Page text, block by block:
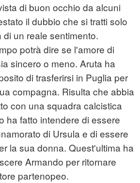
di buon occhio da alcuni
il dubbio che si tratti solo
un reale sentimento.
potrà dire se l'amore di
sincero o meno. Aruta ha
di trasferirsi in Puglia per
compagna. Risulta che abbia
con una squadra calcistica
ha fatto intendere di essere
di Ursula e di essere
la sua donna. Quest'ultima ha
Armando per ritornare
partenopeo.